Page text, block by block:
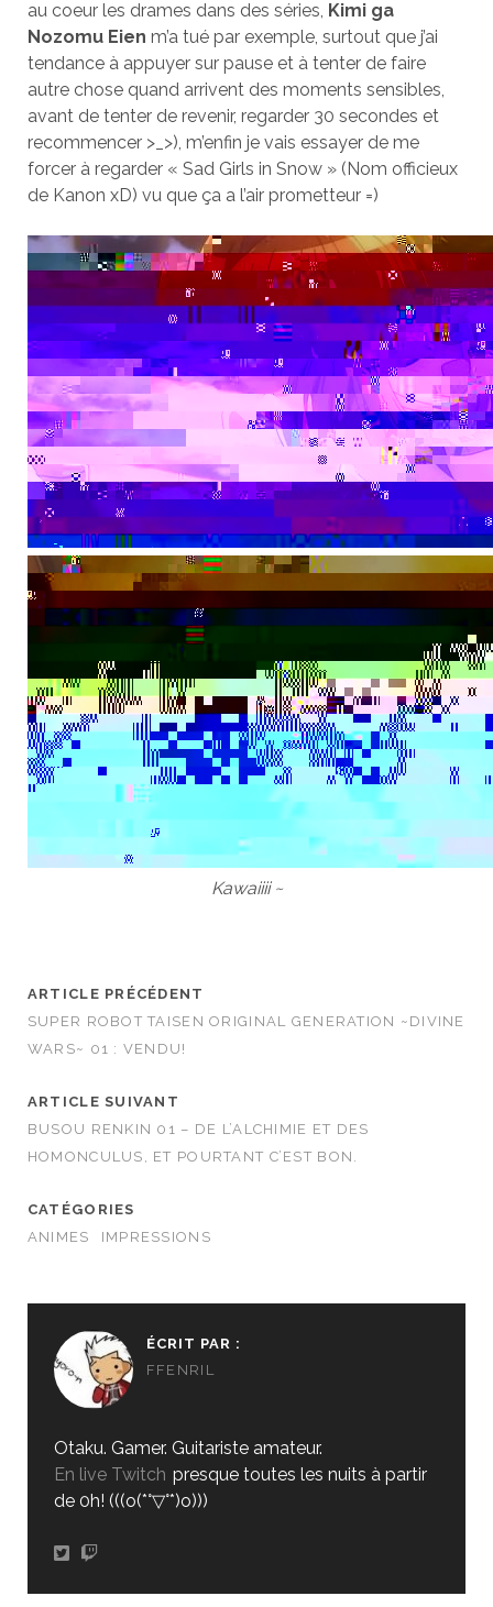
au coeur les drames dans des séries, Kimi ga
Nozomu Eien m’a tué par exemple, surtout que j’ai
tendance à appuyer sur pause et à tenter de faire
autre chose quand arrivent des moments sensibles,
avant de tenter de revenir, regarder 30 secondes et
recommencer >_>), m’enfin je vais essayer de me
forcer à regarder « Sad Girls in Snow » (Nom officieux
de Kanon xD) vu que ça a l’air prometteur =)
Kawaiiii ~
ARTICLE PRÉCÉDENT
SUPER ROBOT TAISEN ORIGINAL GENERATION ~DIVINE
WARS~ 01 : VENDU!
ARTICLE SUIVANT
BUSOU RENKIN 01 – DE L’ALCHIMIE ET DES
HOMONCULUS, ET POURTANT C’EST BON.
CATÉGORIES
ANIMES
IMPRESSIONS
ÉCRIT PAR :
FFENRIL
Otaku. Gamer. Guitariste amateur.
En live Twitch presque toutes les nuits à partir
de 0h! (((o(*°▽°*)o)))